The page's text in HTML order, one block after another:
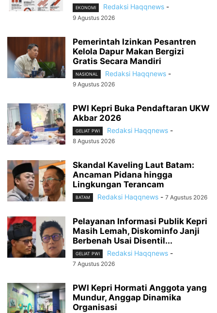
EKONOMI Redaksi Haqqnews -
9 Agustus 2026
Pemerintah Izinkan Pesantren
Kelola Dapur Makan Bergizi
Gratis Secara Mandiri
NASIONAL Redaksi Haqqnews -
9 Agustus 2026
PWI Kepri Buka Pendaftaran UKW
Akbar 2026
GELIAT PWI Redaksi Haqqnews -
8 Agustus 2026
Skandal Kaveling Laut Batam:
Ancaman Pidana hingga
Lingkungan Terancam
BATAM Redaksi Haqqnews - 7 Agustus 2026
Pelayanan Informasi Publik Kepri
Masih Lemah, Diskominfo Janji
Berbenah Usai Disentil...
GELIAT PWI Redaksi Haqqnews -
7 Agustus 2026
PWI Kepri Hormati Anggota yang
Mundur, Anggap Dinamika
Organisasi